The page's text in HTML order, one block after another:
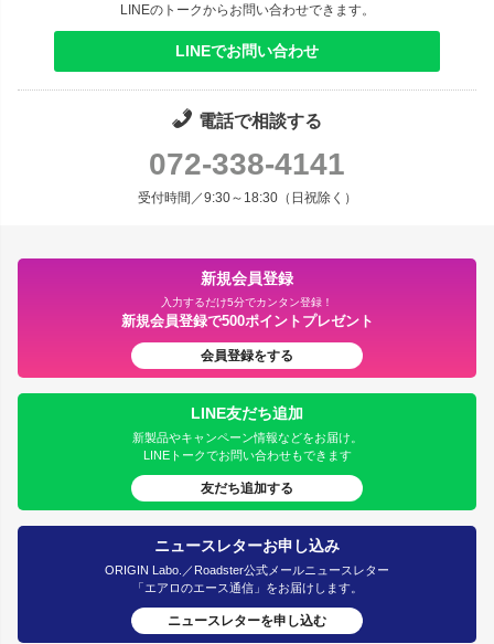
LINEのトークからお問い合わせできます。
LINEでお問い合わせ
電話で相談する
072-338-4141
受付時間／9:30～18:30（日祝除く）
新規会員登録
入力するだけ5分でカンタン登録！
新規会員登録で500ポイントプレゼント
会員登録をする
LINE友だち追加
新製品やキャンペーン情報などをお届け。
LINEトークでお問い合わせもできます
友だち追加する
ニュースレターお申し込み
ORIGIN Labo.／Roadster公式メールニュースレター
「エアロのエース通信」をお届けします。
ニュースレターを申し込む